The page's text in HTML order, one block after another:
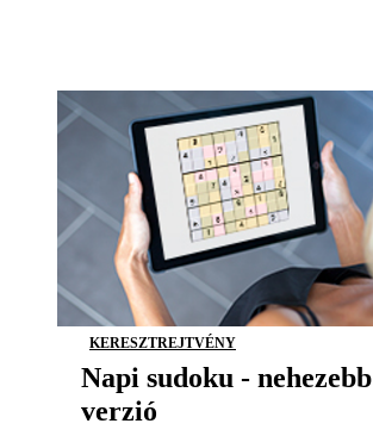
KERESZTREJTVÉNY
Napi sudoku - nehezebb
verzió